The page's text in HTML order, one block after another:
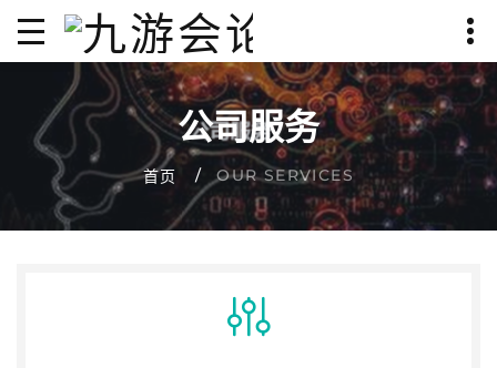
公司服务
首页 OUR SERVICES